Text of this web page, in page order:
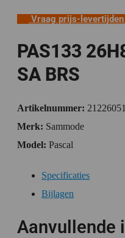
Vraag prijs-levertijden
PAS133
SA BRS
Artikelnummer:
Merk: Sammode
Model: Pascal
Specificaties
Bijlagen
Aanvullende